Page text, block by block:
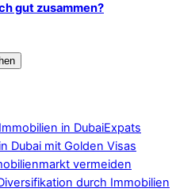
gut zusammen?
Expats
Dubai mit Golden Visas
durch Immobilien